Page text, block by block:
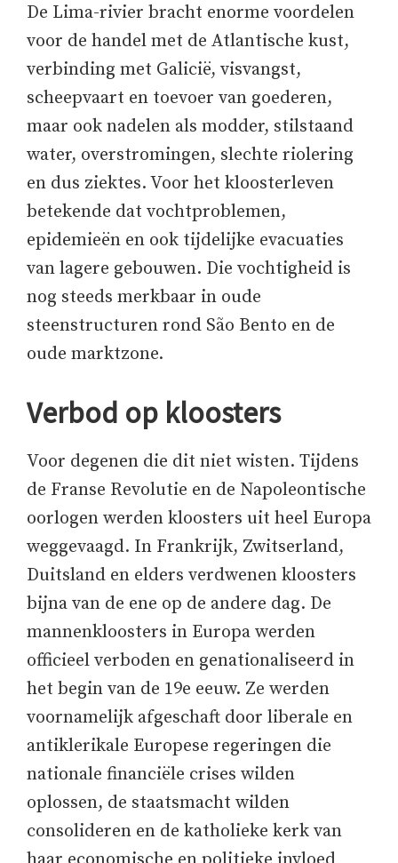
De Lima-rivier bracht enorme voordelen
voor de handel met de Atlantische kust,
verbinding met Galicië, visvangst,
scheepvaart en toevoer van goederen,
maar ook nadelen als modder, stilstaand
water, overstromingen, slechte riolering
en dus ziektes. Voor het kloosterleven
betekende dat vochtproblemen,
epidemieën en ook tijdelijke evacuaties
van lagere gebouwen. Die vochtigheid is
nog steeds merkbaar in oude
steenstructuren rond São Bento en de
oude marktzone.
Verbod op kloosters
Voor degenen die dit niet wisten. Tijdens
de Franse Revolutie en de Napoleontische
oorlogen werden kloosters uit heel Europa
weggevaagd. In Frankrijk, Zwitserland,
Duitsland en elders verdwenen kloosters
bijna van de ene op de andere dag. De
mannenkloosters in Europa werden
officieel verboden en genationaliseerd in
het begin van de 19e eeuw. Ze werden
voornamelijk afgeschaft door liberale en
antiklerikale Europese regeringen die
nationale financiële crises wilden
oplossen, de staatsmacht wilden
consolideren en de katholieke kerk van